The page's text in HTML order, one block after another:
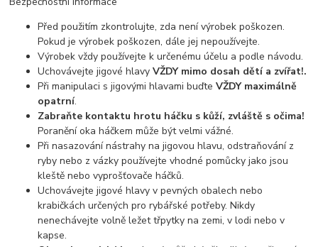
Před použitím zkontrolujte, zda není výrobek poškozen.
Pokud je výrobek poškozen, dále jej nepoužívejte.
Výrobek vždy používejte k určenému účelu a podle návodu.
Uchovávejte jigové hlavyVŽDY mimo dosah dětí a zvířat!.
Při manipulaci s jigovými hlavami buďteVŽDY maximálně
opatrní.
Zabraňte kontaktu hrotu háčku s kůží, zvláště s očima!
Poranění oka háčkem může být velmi vážné.
Při nasazování nástrahy na jigovou hlavu, odstraňování z
ryby nebo z vázky používejte vhodné pomůcky jako jsou
kleště nebo vyprošťovače háčků.
Uchovávejte jigové hlavy v pevných obalech nebo
krabičkách určených pro rybářské potřeby. Nikdy
nenechávejte volně ležet třpytky na zemi, v lodi nebo v
kapse.